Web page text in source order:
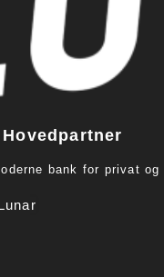
Hovedpartner
bank for privat og